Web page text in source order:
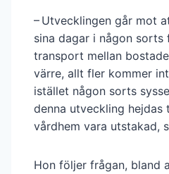
– Utvecklingen går mot
sina dagar i någon
transport mellan
värre, allt fler kommer
istället någon sorts
denna utveckling
vårdhem vara utstakad,
Hon följer frågan, bland